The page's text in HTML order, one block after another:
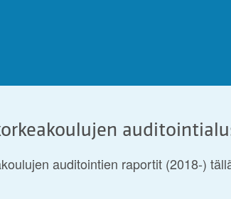
auditointien raportit (2018-)